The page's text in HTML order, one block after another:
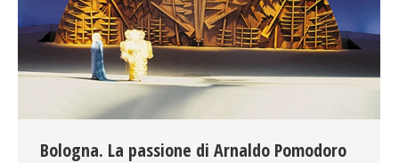
Bologna. La passione di Arnaldo Pomodoro